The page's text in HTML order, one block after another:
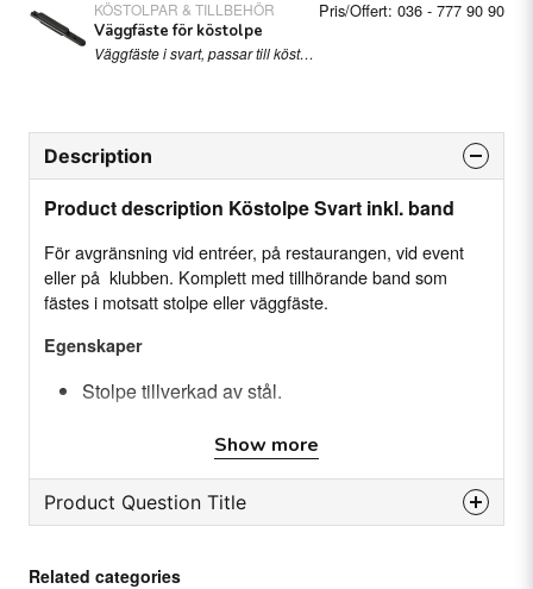
KÖSTOLPAR & TILLBEHÖR
Väggfäste för köstolpe
Väggfäste i svart, passar till köstolpe med band.
Pris/Offert: 036 - 777 90 90
Description
Product description Köstolpe Svart inkl. band
För avgränsning vid entréer, på restaurangen, vid event
eller på klubben. Komplett med tillhörande band som
fästes i motsatt stolpe eller väggfäste.
Egenskaper
Stolpe tillverkad av stål.
Komplett med tillhörande band
Show more
Product Question Title
Ask us something about this product...
Related categories